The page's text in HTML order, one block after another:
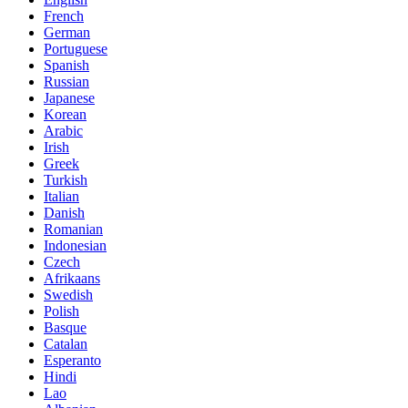
French
German
Portuguese
Spanish
Russian
Japanese
Korean
Arabic
Irish
Greek
Turkish
Italian
Danish
Romanian
Indonesian
Czech
Afrikaans
Swedish
Polish
Basque
Catalan
Esperanto
Hindi
Lao